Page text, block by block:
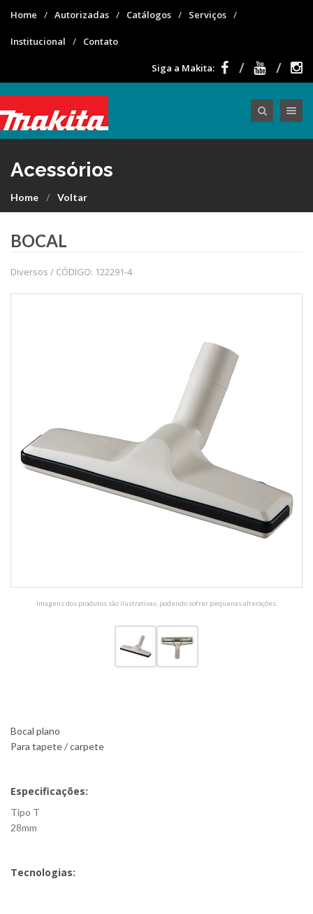
Home Autorizadas Catálogos Serviços
Institucional Contato
Siga a Makita:
Acessórios
Home Voltar
BOCAL
Diversos / CÓDIGO: 122291-4
Imagens dos produtos são ilustrativas, podendo sofrer pequenas alterações.
Bocal plano
Para tapete / carpete
Especificações:
Tipo T
28mm
Tecnologias: